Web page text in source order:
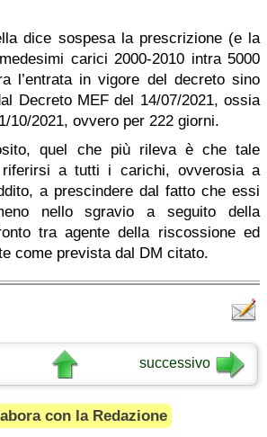
dice sospesa la prescrizione (e la
carici 2000-2010 intra 5000
l’entrata in vigore del decreto sino
Decreto MEF del 14/07/2021, ossia
10/2021, ovvero per 222 giorni.
quel che più rileva è che tale
riferirsi a tutti i carichi, ovverosia a
a prescindere dal fatto che essi
nello sgravio a seguito della
tra agente della riscossione ed
come prevista dal DM citato.
successivo
con la Redazione